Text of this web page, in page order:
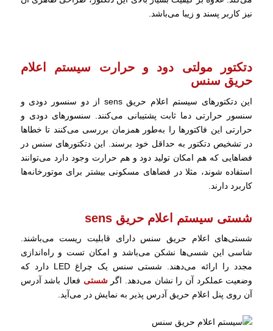
نیز کاربر پسند و زیبا می‌باشد.
دتکتور مولتی دود و حرارت سیستم اعلام
حریق سنس
این دتکتورهای سیستم اعلام حریق sens از دو سنسور دودی و
سنسور حرارتی دما ثابت پشتیبانی می‌کنند. سنسورهای دودی و
حرارتی این فاکتورها را به‌طور همزمان بررسی می‌کنند تا خطاها
در تشخیص دتکتور به حداقل خود برسند. این دتکتورهای سنس در
فضاهایی که هم امکان تولید دود و هم حرارت وجود دارد می‌توانند
استفاده شوند، مثلا در فضاهای مسکونی بیشتر برای موتورخانه‌ها
کاربرد دارند.
شستی سیستم اعلام حریق sens
شستی‌های اعلام حریق سنس دارای قابلیت ریست می‌باشند.
شاسی این شسی‌ها نشکن می‌باشد و امکان تست و راه‌اندازی
مجدد را ارائه می‌دهند. شستی سنس یک چراغ LED دارد که
وضعیت عملکرد آن را نشان می‌دهد. اگرشستی فعال باشد آدرس
آن روی پنل اعلام حریق آدرس پذیر به نمایش در می‌آید.